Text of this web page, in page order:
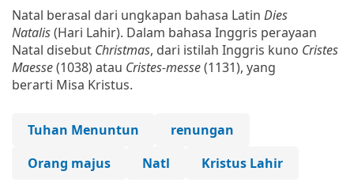
Natal berasal dari ungkapan bahasa Latin Dies
Natalis(Hari Lahir). Dalam bahasa Inggris perayaan
Natal disebut Christmas, dari istilah Inggris kuno Cristes
Maesse(1038) atau Cristes-messe(1131), yang
berarti Misa Kristus.
Tuhan Menuntun
renungan
Orang majus
Natl Kristus Lahir